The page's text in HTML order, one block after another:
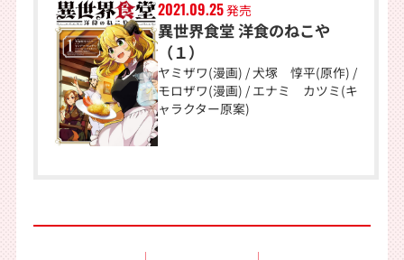
2021.09.25発売
異世界食堂 洋食のねこや
（１）
ヤミザワ(漫画) / 犬塚 惇平(原作) /
モロザワ(漫画) / エナミ カツミ(キ
ャラクター原案)